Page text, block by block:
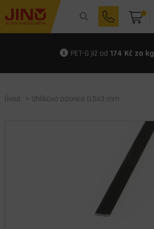
0
PET-G již od 174 Kč za kg
Úvod > Uhlíková pásnice 0,5x3 mm